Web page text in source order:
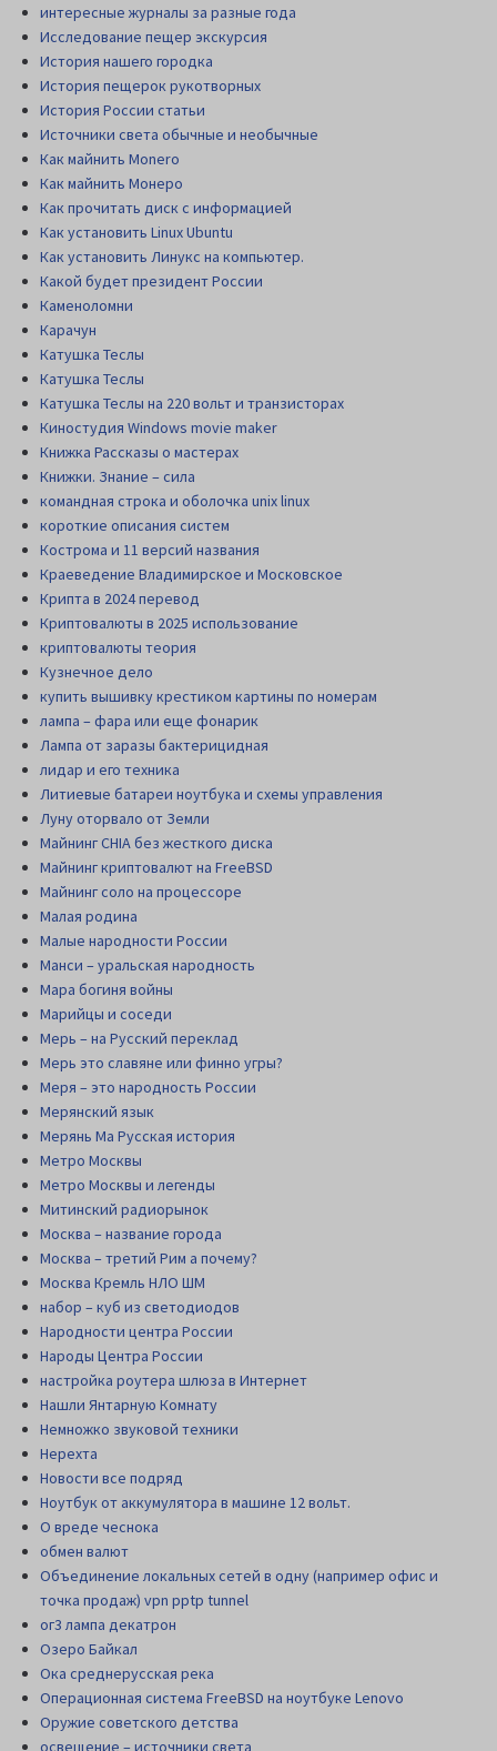
интересные журналы за разные года
Исследование пещер экскурсия
История нашего городка
История пещерок рукотворных
История России статьи
Источники света обычные и необычные
Как майнить Monero
Как майнить Монеро
Как прочитать диск c информацией
Как установить Linux Ubuntu
Как установить Линукс на компьютер.
Какой будет президент России
Каменоломни
Карачун
Катушка Теслы
Катушка Теслы
Катушка Теслы на 220 вольт и транзисторах
Киностудия Windows movie maker
Книжка Рассказы о мастерах
Книжки. Знание – сила
командная строка и оболочка unix linux
короткие описания систем
Кострома и 11 версий названия
Краеведение Владимирское и Московское
Крипта в 2024 перевод
Криптовалюты в 2025 использование
криптовалюты теория
Кузнечное дело
купить вышивку крестиком картины по номерам
лампа – фара или еще фонарик
Лампа от заразы бактерицидная
лидар и его техника
Литиевые батареи ноутбука и схемы управления
Луну оторвало от Земли
Майнинг CHIA без жесткого диска
Майнинг криптовалют на FreeBSD
Майнинг соло на процессоре
Малая родина
Малые народности России
Манси – уральская народность
Мара богиня войны
Марийцы и соседи
Мерь – на Русский переклад
Мерь это славяне или финно угры?
Меря – это народность России
Мерянский язык
Мерянь Ма Русская история
Метро Москвы
Метро Москвы и легенды
Митинский радиорынок
Москва – название города
Москва – третий Рим а почему?
Москва Кремль НЛО ШМ
набор – куб из светодиодов
Народности центра России
Народы Центра России
настройка роутера шлюза в Интернет
Нашли Янтарную Комнату
Немножко звуковой техники
Нерехта
Новости все подряд
Ноутбук от аккумулятора в машине 12 вольт.
О вреде чеснока
обмен валют
Объединение локальных сетей в одну (например офис и
точка продаж) vpn pptp tunnel
ог3 лампа декатрон
Озеро Байкал
Ока среднерусская река
Операционная система FreeBSD на ноутбуке Lenovo
Оружие советского детства
освещение – источники света